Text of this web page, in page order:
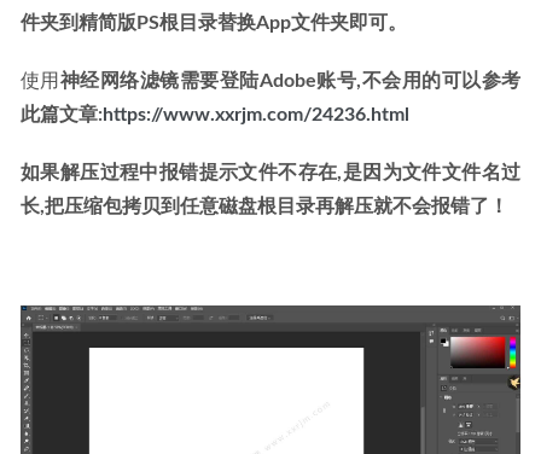
件夹到精简版PS根目录替换App文件夹即可。
使用 神经网络滤镜需要登陆Adobe账号,不会用的可以参考
此篇文章: https://www.xxrjm.com/24236.html
如果解压过程中报错提示文件不存在,是因为文件文件名过
长,把压缩包拷贝到任意磁盘根目录再解压就不会报错了！